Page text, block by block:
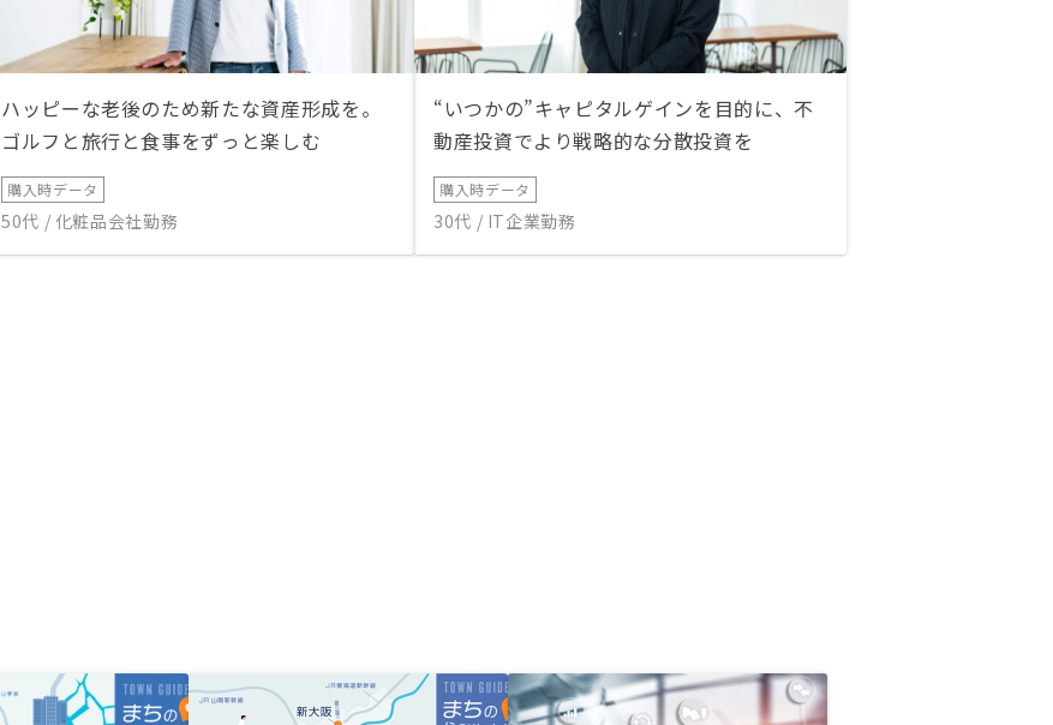
ハッピーな老後のため新たな資産形成を。
ゴルフと旅行と食事をずっと楽しむ
購入時データ
50代 / 化粧品会社勤務
“いつかの”キャピタルゲインを目的に、不
動産投資でより戦略的な分散投資を
購入時データ
30代 / IT企業勤務